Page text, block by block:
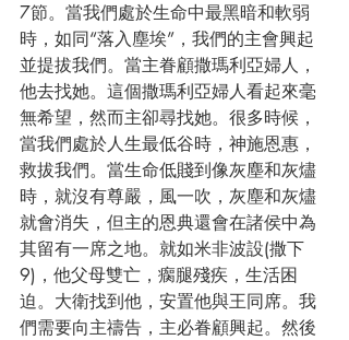
7節。當我們處於生命中最黑暗和軟弱
時，如同“落入塵埃”，我們的主會興起
並提拔我們。當主眷顧撒瑪利亞婦人，
他去找她。這個撒瑪利亞婦人看起來毫
無希望，然而主卻尋找她。很多時候，
當我們處於人生最低谷時，神施恩惠，
救拔我們。當生命低賤到像灰塵和灰燼
時，就沒有尊嚴，風一吹，灰塵和灰燼
就會消失，但主的恩典還會在諸侯中為
其留有一席之地。就如米非波設(撒下
9)，他父母雙亡，瘸腿殘疾，生活困
迫。大衛找到他，安置他與王同席。我
們需要向主禱告，主必眷顧興起。然後